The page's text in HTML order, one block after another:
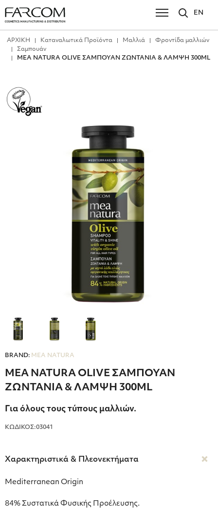
EN
ΑΡΧΙΚΗ Καταναλωτικά Προϊόντα Μαλλιά
Φροντίδα μαλλιών
Σαμπουάν
MEA NATURA OLIVE ΣΑΜΠΟΥΑΝ ΖΩΝΤΑΝΙΑ & ΛΑΜΨΗ 300ML
BRAND: MEA NATURA
MEA NATURA OLIVE ΣΑΜΠΟΥΑΝ
ΖΩΝΤΑΝΙΑ & ΛΑΜΨΗ 300ML
Για όλους τους τύπους μαλλιών.
ΚΩΔΙΚΟΣ:03041
Χαρακτηριστικά & Πλεονεκτήματα
Mediterranean Origin
84% Συστατικά Φυσικής Προέλευσης.